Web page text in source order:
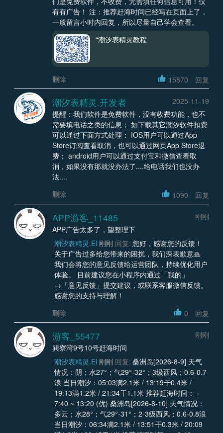
有有广告！ 注：推荐赶海时间已经写在页面上了，
一般留言小时内回复，所以尽量自己学会查看。
“潮汐表精灵教程
删除 15870 回复
潮汐表精灵.开发者
2025-11-19
提醒：我们软件是免费软件，没有收费功能，也不
需要填电话之类的信息； 如下载其它潮汐软件扣费
可以通过下面方式处理： IOS用户可以通过App
Store订阅查看取消，也可以通过网页App Store退
费； android用户可以通过支付宝和微信查看取
消，如果没有那就没办法了....给电话我们也没办
法....
删除
1090 回复
APP游客_11485
刚刚
APP广告太多了，望整理下
潮汐表精灵.EI 刚刚 回复: 您好，感谢您的反馈！
关于广告过多给您带来的困扰，我们深表歉意🙏
我们会将您的意见反馈给运营团队，持续优化用户
体验。 目前建议您在小程序内通过「我的」
→「意见反馈」提交建议，或联系客服微信反馈。
感谢您的支持与理解！
删除
0 回复
游客_55477
刚刚
巽寮湾9号10号赶海时间
潮汐表精灵.EI 刚刚 回复: 桑洲岛[2026-8-9] 天气
情况：阴；水27°；气29°-32°；3级西风；0.6-0.7
浪 当日潮汐：05:03满2.1米 / 13:19干0.4米 /
19:13满1.2米 / 21:34干1.1米 推荐赶海时间： -
7:40 ~ 13:20 (优) 桑洲岛[2026-8-10] 天气情况：
多云；水28°；气29°-31°；2-3级西风；0.6-0.8浪
当日潮汐：06:34满2.1米 / 13:51干0.3米 / 20:09